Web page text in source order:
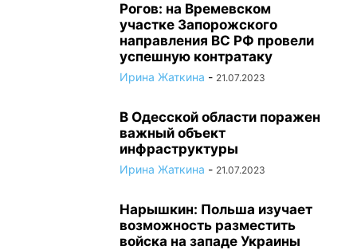
Рогов: на Времевском
участке Запорожского
направления ВС РФ провели
успешную контратаку
Ирина Жаткина - 21.07.2023
В Одесской области поражен
важный объект
инфраструктуры
Ирина Жаткина - 21.07.2023
Нарышкин: Польша изучает
возможность разместить
войска на западе Украины